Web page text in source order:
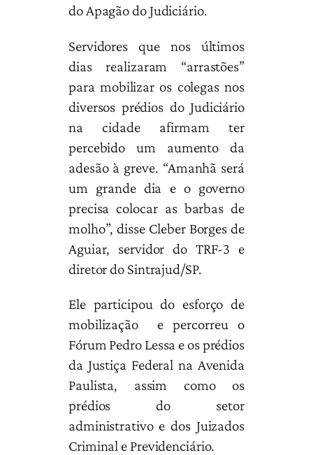
do Apagão do Judiciário.
Servidores que nos últimos
dias realizaram “arrastões”
para mobilizar os colegas nos
diversos prédios do Judiciário
na cidade afirmam ter
percebido um aumento da
adesão à greve. “Amanhã será
um grande dia e o governo
precisa colocar as barbas de
molho”, disse Cleber Borges de
Aguiar, servidor do TRF-3 e
diretor do Sintrajud/SP.
Ele participou do esforço de
mobilização e percorreu o
Fórum Pedro Lessa e os prédios
da Justiça Federal na Avenida
Paulista, assim como os
prédios do setor
administrativo e dos Juizados
Criminal e Previdenciário.